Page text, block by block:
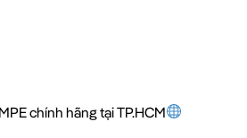
chính hãng tại TP.HCM